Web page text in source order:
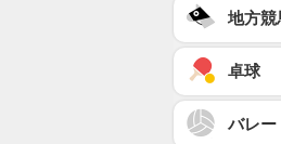
地方競
卓球
バレー